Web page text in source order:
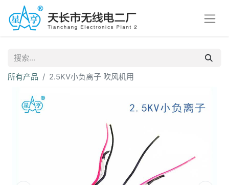
所有产品 2.5KV小负离子 吹风机用